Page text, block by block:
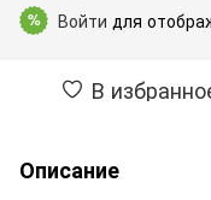
% Войти для
В
Описание